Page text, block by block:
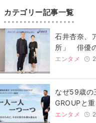
カテゴリー記事一覧
石井杏奈、
所」 俳優
エンタメ
なぜ59歳
GROUPと
エンタメ